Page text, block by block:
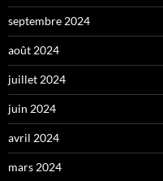
septembre 2024
août 2024
juillet 2024
juin 2024
avril 2024
mars 2024